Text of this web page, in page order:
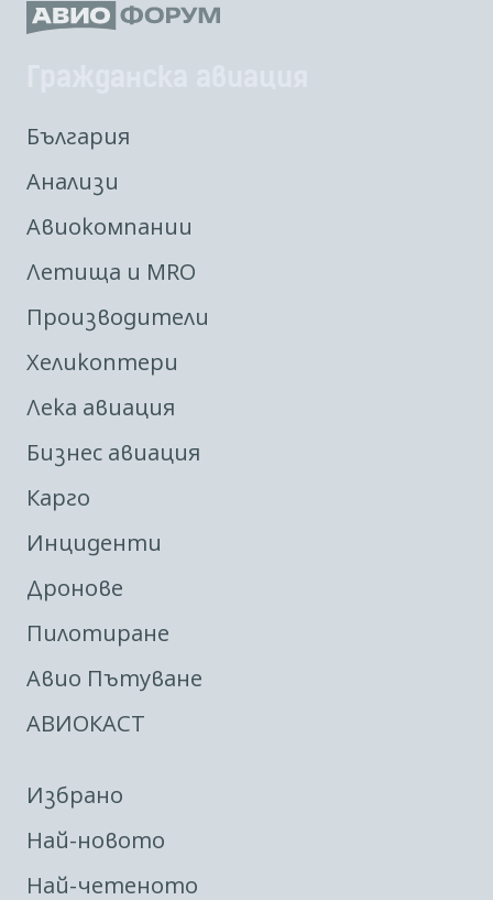
България
Анализи
Авиокомпании
Летища и MRO
Производители
Хеликоптери
Лека авиация
Бизнес авиация
Карго
Инциденти
Дронове
Пилотиране
Авио Пътуване
АВИОКАСТ
Избрано
Най-новото
Най-четеното